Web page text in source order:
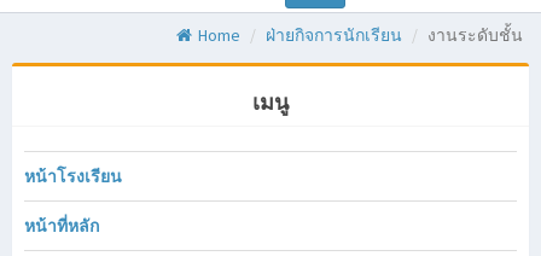
Home ฝ่ายกิจการนักเรียน งานระดับชั้น
เมนู
หน้าโรงเรียน
หน้าที่หลัก